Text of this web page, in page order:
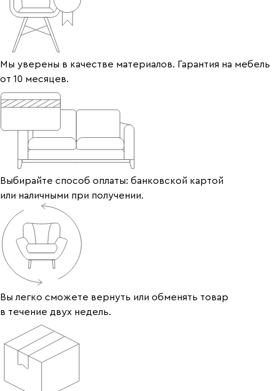
Мы уверены в качестве материалов. Гарантия на мебель
от 10 месяцев.
Выбирайте способ оплаты: банковской картой
или наличными при получении.
Вы легко сможете вернуть или обменять товар
в течение двух недель.